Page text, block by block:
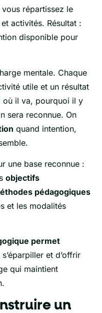
répartissez le
activités. Résultat :
disponible pour
mentale. Chaque
utile et un résultat
où il va, pourquoi il y
sera reconnue. On
quand intention,
une base reconnue :
objectifs
pédagogiques
et les modalités
permet
s’éparpiller et d’offrir
qui maintient
un